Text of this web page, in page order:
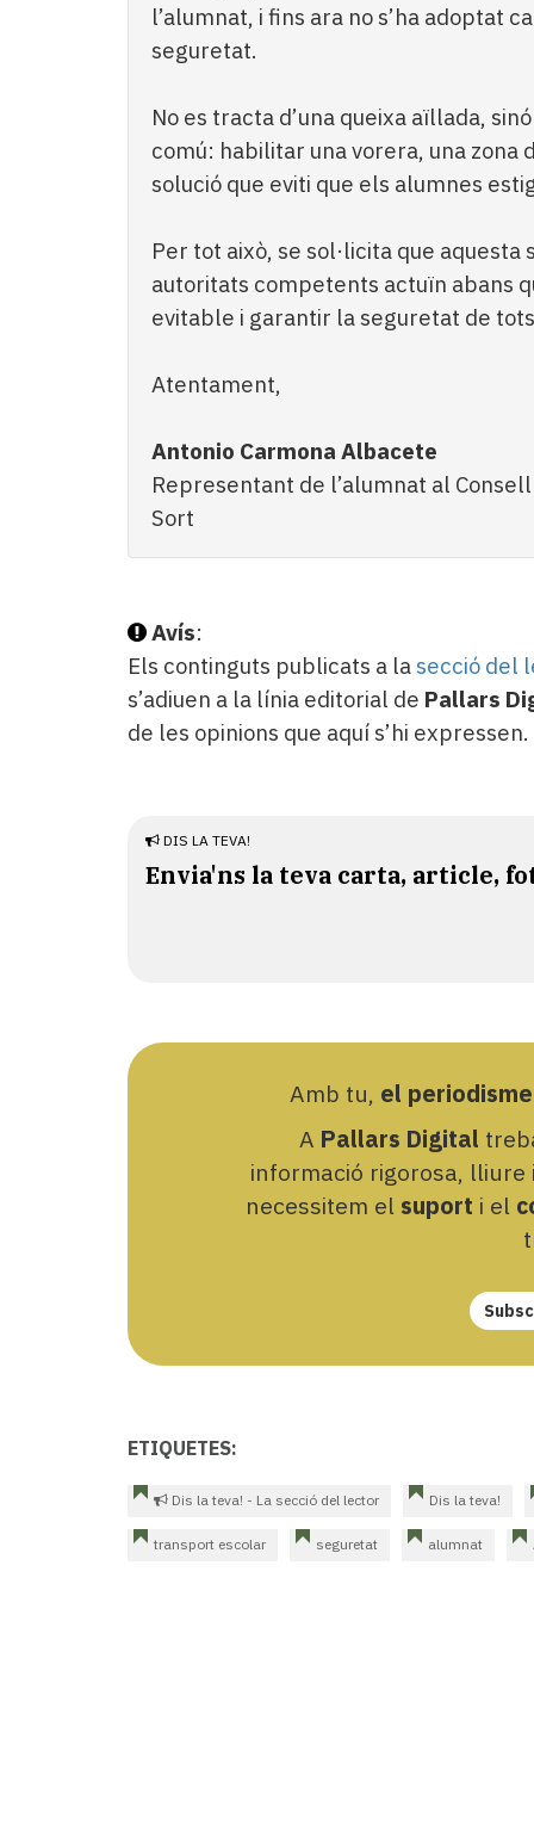
l’alumnat, i fins ara no s’ha adoptat
seguretat.
No es tracta d’una queixa aïllada,
comú: habilitar una vorera, una zona
solució que eviti que els alumnes
Per tot això, se sol·licita que aquesta
autoritats competents actuïn abans
evitable i garantir la seguretat de
Atentament,
Antonio Carmona Albacete
Representant de l’alumnat al
Sort
Avís:
Els continguts publicats a la secció del
s’adiuen a la línia editorial de Pallars
de les opinions que aquí s’hi expressen.
DIS LA TEVA!
Envia'ns la teva carta, article,
Amb tu, el
A Pallars Digital
informació rigorosa,
necessitem el suport i el
ETIQUETES:
Dis la teva! - La secció del lector Dis la teva!
transport escolar seguretat alumnat